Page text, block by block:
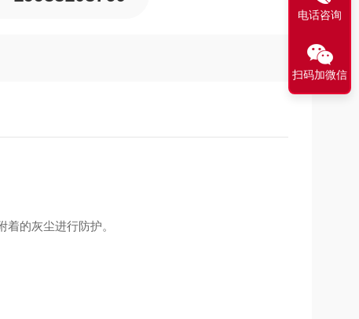
的灰尘进行防护。
电话咨询
扫码加微信